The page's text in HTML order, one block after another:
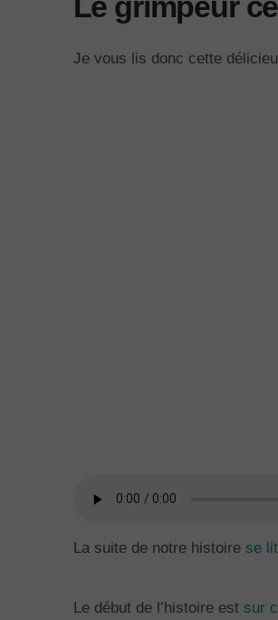
Le grimpeur
Je vous lis donc cette
La suite de notre histoire se
Le début de l’histoire est sur